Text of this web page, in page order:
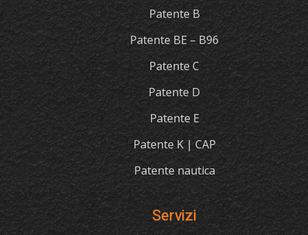
Patente B
Patente BE – B96
Patente C
Patente D
Patente E
Patente K | CAP
Patente nautica
Servizi